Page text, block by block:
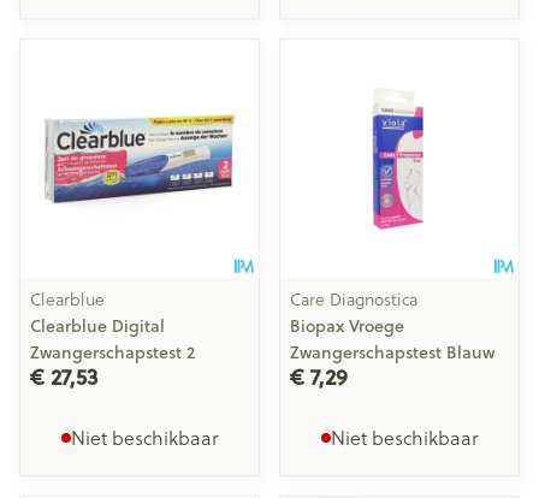
Clearblue
Clearblue Digital
Zwangerschapstest 2
€ 27,53
Niet beschikbaar
Care Diagnostica
Biopax Vroege
Zwangerschapstest Blauw
€ 7,29
Niet beschikbaar